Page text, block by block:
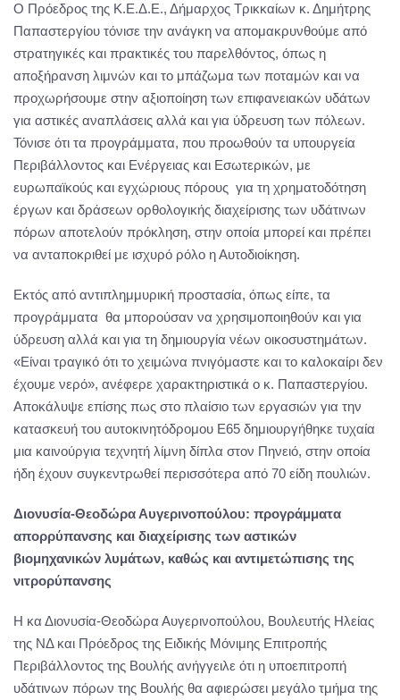
Ο Πρόεδρος της Κ.Ε.Δ.Ε., Δήμαρχος Τρικκαίων κ. Δημήτρης
Παπαστεργίου τόνισε την ανάγκη να απομακρυνθούμε από
στρατηγικές και πρακτικές του παρελθόντος, όπως η
αποξήρανση λιμνών και το μπάζωμα των ποταμών και να
προχωρήσουμε στην αξιοποίηση των επιφανειακών υδάτων
για αστικές αναπλάσεις αλλά και για ύδρευση των πόλεων.
Τόνισε ότι τα προγράμματα, που προωθούν τα υπουργεία
Περιβάλλοντος και Ενέργειας και Εσωτερικών, με
ευρωπαϊκούς και εγχώριους πόρους για τη χρηματοδότηση
έργων και δράσεων ορθολογικής διαχείρισης των υδάτινων
πόρων αποτελούν πρόκληση, στην οποία μπορεί και πρέπει
να ανταποκριθεί με ισχυρό ρόλο η Αυτοδιοίκηση.
Εκτός από αντιπλημμυρική προστασία, όπως είπε, τα
προγράμματα θα μπορούσαν να χρησιμοποιηθούν και για
ύδρευση αλλά και για τη δημιουργία νέων οικοσυστημάτων.
«Είναι τραγικό ότι το χειμώνα πνιγόμαστε και το καλοκαίρι δεν
έχουμε νερό», ανέφερε χαρακτηριστικά ο κ. Παπαστεργίου.
Αποκάλυψε επίσης πως στο πλαίσιο των εργασιών για την
κατασκευή του αυτοκινητόδρομου Ε65 δημιουργήθηκε τυχαία
μια καινούργια τεχνητή λίμνη δίπλα στον Πηνειό, στην οποία
ήδη έχουν συγκεντρωθεί περισσότερα από 70 είδη πουλιών.
Διονυσία-Θεοδώρα Αυγερινοπούλου: προγράμματα
απορρύπανσης και διαχείρισης των αστικών
βιομηχανικών λυμάτων, καθώς και αντιμετώπισης της
νιτρορύπανσης
Η κα Διονυσία-Θεοδώρα Αυγερινοπούλου, Βουλευτής Ηλείας
της ΝΔ και Πρόεδρος της Ειδικής Μόνιμης Επιτροπής
Περιβάλλοντος της Βουλής ανήγγειλε ότι η υποεπιτροπή
υδάτινων πόρων της Βουλής θα αφιερώσει μεγάλο τμήμα της